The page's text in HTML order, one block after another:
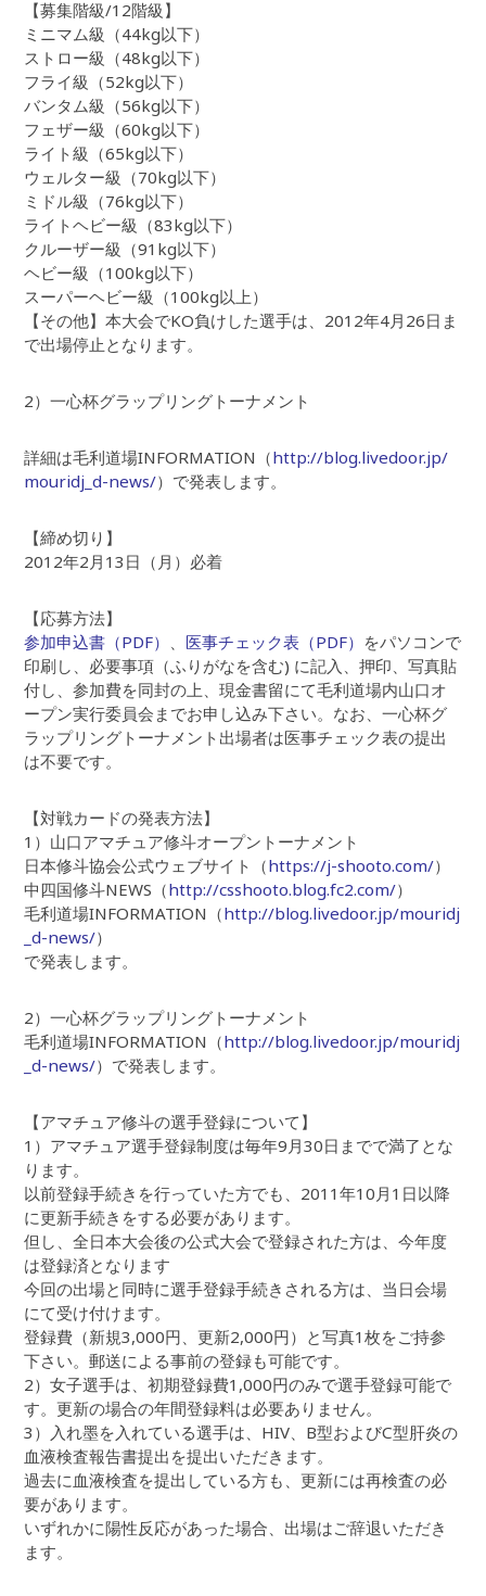
【募集階級/12階級】
ミニマム級（44kg以下）
ストロー級（48kg以下）
フライ級（52kg以下）
バンタム級（56kg以下）
フェザー級（60kg以下）
ライト級（65kg以下）
ウェルター級（70kg以下）
ミドル級（76kg以下）
ライトヘビー級（83kg以下）
クルーザー級（91kg以下）
ヘビー級（100kg以下）
スーパーヘビー級（100kg以上）
【その他】本大会でKO負けした選手は、2012年4月26日ま
で出場停止となります。
2）一心杯グラップリングトーナメント
詳細は毛利道場INFORMATION（http://blog.livedoor.jp/
mouridj_d-news/）で発表します。
【締め切り】
2012年2月13日（月）必着
【応募方法】
参加申込書（PDF） 、 医事チェック表（PDF） をパソコンで
印刷し、必要事項（ふりがなを含む) に記入、押印、写真貼
付し、参加費を同封の上、現金書留にて毛利道場内山口オ
ープン実行委員会までお申し込み下さい。なお、一心杯グ
ラップリングトーナメント出場者は医事チェック表の提出
は不要です。
【対戦カードの発表方法】
1）山口アマチュア修斗オープントーナメント
日本修斗協会公式ウェブサイト（https://j-shooto.com/）
中四国修斗NEWS（http://csshooto.blog.fc2.com/）
毛利道場INFORMATION（http://blog.livedoor.jp/mouridj
_d-news/）
で発表します。
2）一心杯グラップリングトーナメント
毛利道場INFORMATION（http://blog.livedoor.jp/mouridj
_d-news/）で発表します。
【アマチュア修斗の選手登録について】
1）アマチュア選手登録制度は毎年9月30日までで満了とな
ります。
以前登録手続きを行っていた方でも、2011年10月1日以降
に更新手続きをする必要があります。
但し、全日本大会後の公式大会で登録された方は、今年度
は登録済となります
今回の出場と同時に選手登録手続きされる方は、当日会場
にて受け付けます。
登録費（新規3,000円、更新2,000円）と写真1枚をご持参
下さい。郵送による事前の登録も可能です。
2）女子選手は、初期登録費1,000円のみで選手登録可能で
す。更新の場合の年間登録料は必要ありません。
3）入れ墨を入れている選手は、HIV、B型およびC型肝炎の
血液検査報告書提出を提出いただきます。
過去に血液検査を提出している方も、更新には再検査の必
要があります。
いずれかに陽性反応があった場合、出場はご辞退いただき
ます。